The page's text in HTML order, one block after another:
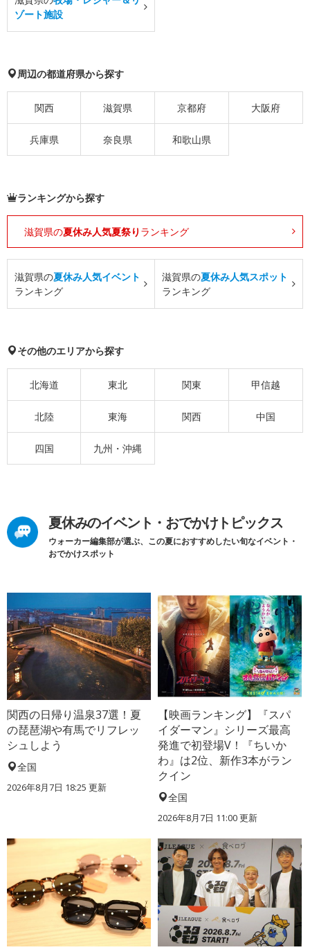
ゾート施設
周辺の都道府県から探す
関西 滋賀県 京都府 大阪府
兵庫県 奈良県 和歌山県
ランキングから探す
滋賀県の夏休み人気夏祭り ランキング
滋賀県の夏休み人気イベント
ランキング
滋賀県の夏休み人気スポット
ランキング
その他のエリアから探す
北海道 東北 関東 甲信越
北陸 東海 関西 中国
四国 九州・沖縄
夏休みのイベント・おでかけトピックス
ウォーカー編集部が選ぶ、この夏におすすめしたい旬なイベント・
おでかけスポット
関西の日帰り温泉37選！夏
の琵琶湖や有馬でリフレッ
シュしよう
全国
2026年8月7日 18:25 更新
【映画ランキング】『スパ
イダーマン』シリーズ最高
発進で初登場V！『ちいか
わ』は2位、新作3本がラン
クイン
全国
2026年8月7日 11:00更新